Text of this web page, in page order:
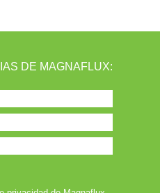
DE MAGNAFLUX: